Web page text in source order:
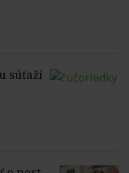
súťaží